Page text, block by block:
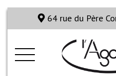
64 rue du Père